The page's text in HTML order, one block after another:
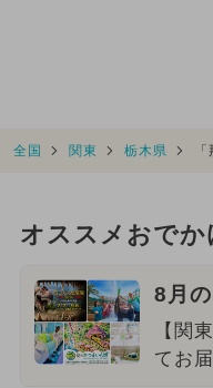
全国 関東 栃木県
オススメおでか
8月
【関
てお